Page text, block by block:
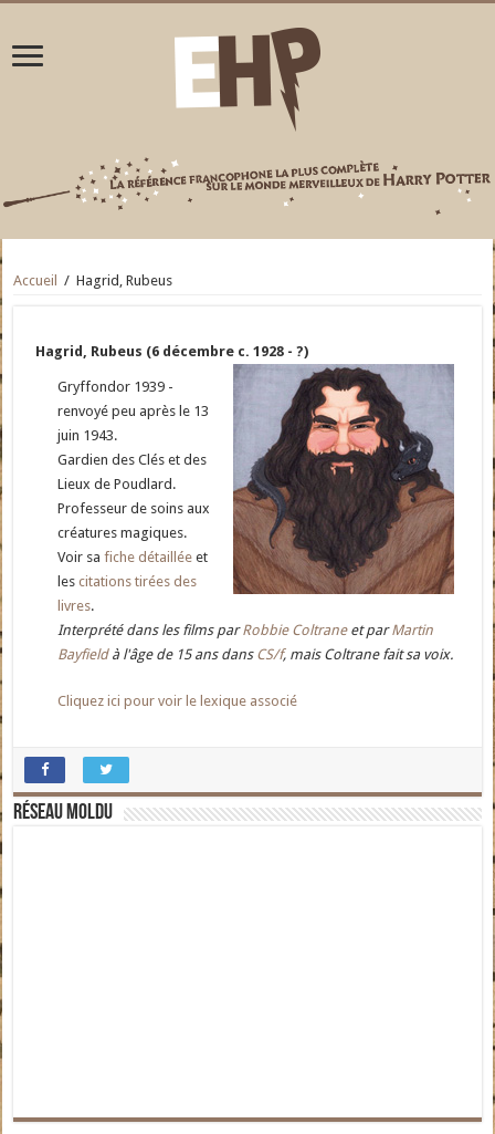
Accueil / Hagrid, Rubeus
Hagrid, Rubeus (6 décembre c. 1928 - ?)
Gryffondor 1939 -
renvoyé peu après le 13
juin 1943.
Gardien des Clés et des
Lieux de Poudlard.
Professeur de soins aux
créatures magiques.
Voir safiche détaillée et
lescitations tirées des
livres.
Interprété dans les films parRobbie Coltraneet parMartin
Bayfieldà l'âge de 15 ans dans CS/f, mais Coltrane fait sa voix.
Cliquez ici pour voir le lexique associé
Réseau moldu